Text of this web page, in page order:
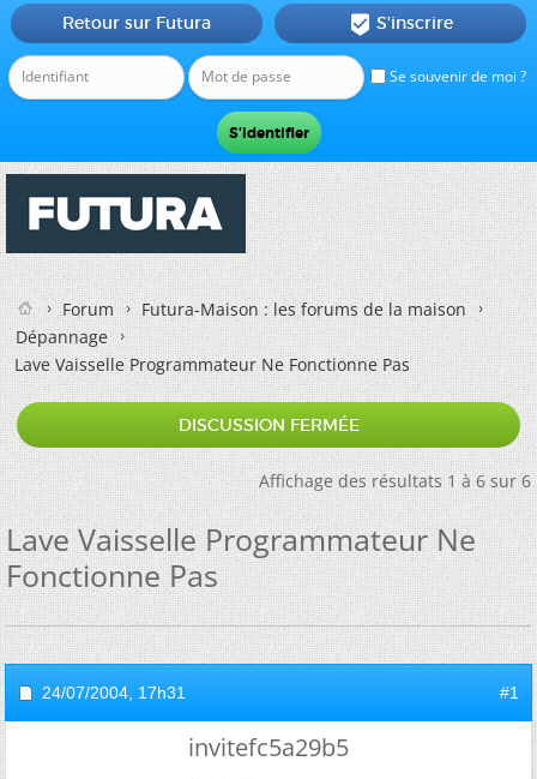
Se souvenir de moi ?
Retour sur Futura  S'inscrire
Forum
Futura-Maison : les forums de la maison
Dépannage
Lave Vaisselle Programmateur Ne Fonctionne Pas
DISCUSSION FERMÉE
Affichage des résultats 1 à 6 sur 6
Lave Vaisselle Programmateur Ne
Fonctionne Pas
24/07/2004, 17h31 #1
invitefc5a29b5